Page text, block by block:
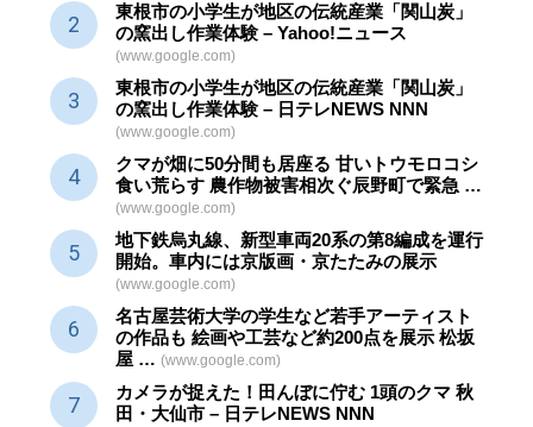
東根市の小学生が地区の伝統産業 「関山炭」
の窯出し作業体験 – Yahoo!ニュース
(www.google.com)
東根市の小学生が地区の伝統産業 「関山炭」
の窯出し作業体験 – 日テレNEWS NNN
(www.google.com)
クマが畑に50分間も居座る 甘いトウモロコシ
食い荒らす 農作物被害相次ぐ辰野町で緊急 …
(www.google.com)
地下鉄烏丸線、新型車両20系の第8編成を運行
開始。車内には京版画・京たたみの展示
(www.google.com)
名古屋芸術大学の学生など若手アーティスト
の作品も 絵画や工芸など約200点を展示 松坂
屋 … (www.google.com)
カメラが捉えた！田んぼに佇む 1頭のクマ 秋
田・大仙市 – 日テレNEWS NNN